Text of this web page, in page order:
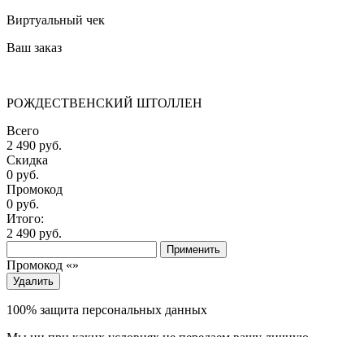
Виртуальный чек
Ваш заказ
РОЖДЕСТВЕНСКИЙ ШТОЛЛЕН
Всего
2 490 руб.
Скидка
0 руб.
Промокод
0 руб.
Итого:
2 490 руб.
Применить
Промокод «»
Удалить
100% защита персональных данных